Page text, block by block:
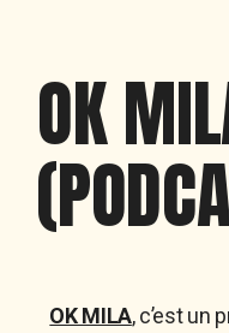
OK
OK MILA, c’est un